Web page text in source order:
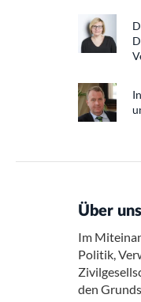
Über uns
Im
Politik,
den